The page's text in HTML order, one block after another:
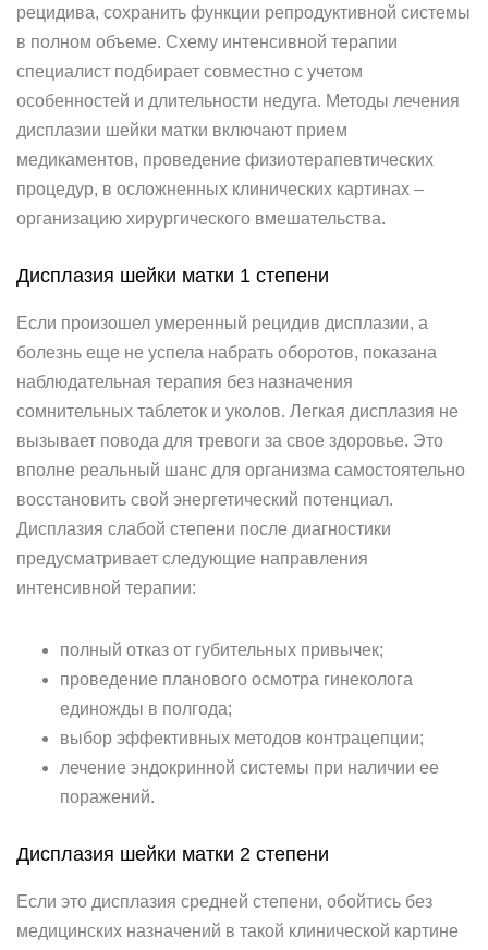
рецидива, сохранить функции репродуктивной системы
в полном объеме. Схему интенсивной терапии
специалист подбирает совместно с учетом
особенностей и длительности недуга. Методы лечения
дисплазии шейки матки включают прием
медикаментов, проведение физиотерапевтических
процедур, в осложненных клинических картинах –
организацию хирургического вмешательства.
Дисплазия шейки матки 1 степени
Если произошел умеренный рецидив дисплазии, а
болезнь еще не успела набрать оборотов, показана
наблюдательная терапия без назначения
сомнительных таблеток и уколов. Легкая дисплазия не
вызывает повода для тревоги за свое здоровье. Это
вполне реальный шанс для организма самостоятельно
восстановить свой энергетический потенциал.
Дисплазия слабой степени после диагностики
предусматривает следующие направления
интенсивной терапии:
полный отказ от губительных привычек;
проведение планового осмотра гинеколога
единожды в полгода;
выбор эффективных методов контрацепции;
лечение эндокринной системы при наличии ее
поражений.
Дисплазия шейки матки 2 степени
Если это дисплазия средней степени, обойтись без
медицинских назначений в такой клинической картине